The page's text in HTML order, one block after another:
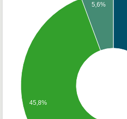
5,6%
45,8%